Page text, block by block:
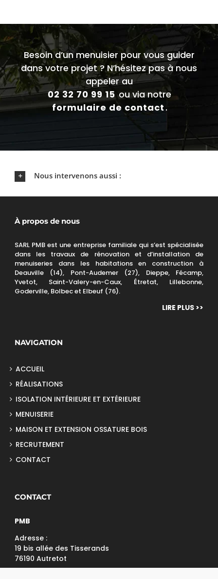
Besoin d’un menuisier pour vous guider
dans votre projet ? N’hésitez pas à nous
appeler au
02 32 70 99 15 ou via notre
formulaire de contact .
Nous intervenons aussi :
À propos de nous
SARL PMB est une entreprise familiale qui s’est spécialisée
dans les travaux de rénovation et d’installation de
menuiseries dans les habitations en construction à
Deauville (14), Pont-Audemer (27), Dieppe, Fécamp,
Yvetot, Saint-Valery-en-Caux, Étretat, Lillebonne,
Goderville, Bolbec et Elbeuf (76).
LIRE PLUS >>
NAVIGATION
ACCUEIL
RÉALISATIONS
ISOLATION INTÉRIEURE ET EXTÉRIEURE
MENUISERIE
MAISON ET EXTENSION OSSATURE BOIS
RECRUTEMENT
CONTACT
CONTACT
PMB
Adresse :
19 bis allée des Tisserands
76190 Autretot